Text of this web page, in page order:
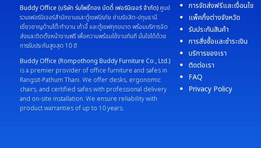
Buddy Office (บริษัท ร่มโพธิ์ทอง บัดดี้ เฟอร์นิเจอร์ จำกัด) ศูนย์
รวมเฟอร์นิเจอร์สำนักงานและตู้เซฟนิรภัย ย่านรังสิต-ปทุมธานี
เชี่ยวชาญด้านโต๊ะทำงาน เก้าอี้ และตู้เซฟทุกขนาด พร้อมบริการจัด
ส่งและติดตั้งหน้างานฟรี เพื่อความพร้อมใช้งานทันที มั่นใจได้ด้วย
การรับประกันสูงสุด 10 ปี
Buddy Office (Rompothong Buddy Furniture Co., Ltd.)
is a premier provider of office furniture and safes in
Rangsit-Pathum Thani. We offer desks, ergonomic
chairs, and certified safes with professional delivery
and on-site installation. We ensure reliability with
product warranties of up to 10 years.
การจัดส่งฟรีและเงื่อนไข
แพ็คกิ้งต่างจังหวัด
รับประกันสินค้า
การสั่งซื้อและชำระเงิน
บริการของเรา
ติดต่อเรา
FAQ
Privacy Policy